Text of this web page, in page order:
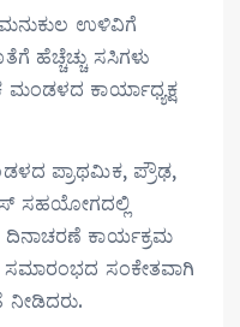
ಮನುಕುಲ ಉಳಿವಿಗೆ
ಹೆಚ್ಚೆಚ್ಚು ಸಸಿಗಳು
ಮಂಡಳದ ಕಾರ್ಯಾಧ್ಯಕ್ಷ
ಪ್ರಾಥಮಿಕ, ಪ್ರೌಢ,
ಸಹಯೋಗದಲ್ಲಿ
ದಿನಾಚರಣೆ ಕಾರ್ಯಕ್ರಮ
ಸಂಕೇತವಾಗಿ
ನೀಡಿದರು.